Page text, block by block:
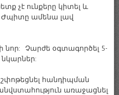
չէ ունքերը կիտել և
Ժպիտը ամենա լավ
նոր: Չարժե օգտագործել 5-
հանդիպման
առաջացնել